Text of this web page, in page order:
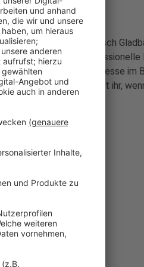
in Bergisch
man kann dort
eine Ausbildungsmesse im
auf das Formular kommt ihr,
ihr